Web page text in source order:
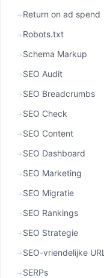
Return on ad spend
Robots.txt
Schema Markup
SEO Audit
SEO Breadcrumbs
SEO Check
SEO Content
SEO Dashboard
SEO Marketing
SEO Migratie
SEO Rankings
SEO Strategie
SEO-vriendelijke URL
SERPs